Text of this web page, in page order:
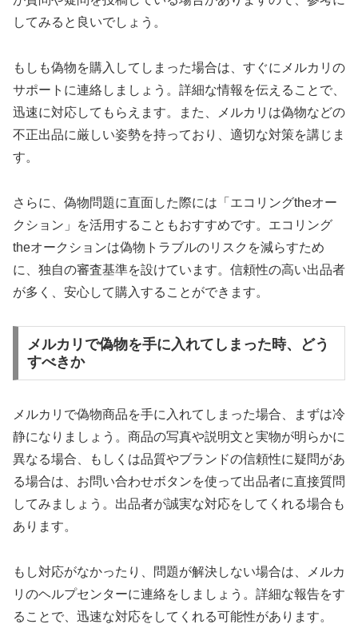
してみると良いでしょう。
もしも偽物を購入してしまった場合は、すぐにメルカリの
サポートに連絡しましょう。詳細な情報を伝えることで、
迅速に対応してもらえます。また、メルカリは偽物などの
不正出品に厳しい姿勢を持っており、適切な対策を講じま
す。
さらに、偽物問題に直面した際には「エコリングtheオー
クション」を活用することもおすすめです。エコリング
theオークションは偽物トラブルのリスクを減らすため
に、独自の審査基準を設けています。信頼性の高い出品者
が多く、安心して購入することができます。
メルカリで偽物を手に入れてしまった時、どう
すべきか
メルカリで偽物商品を手に入れてしまった場合、まずは冷
静になりましょう。商品の写真や説明文と実物が明らかに
異なる場合、もしくは品質やブランドの信頼性に疑問があ
る場合は、お問い合わせボタンを使って出品者に直接質問
してみましょう。出品者が誠実な対応をしてくれる場合も
あります。
もし対応がなかったり、問題が解決しない場合は、メルカ
リのヘルプセンターに連絡をしましょう。詳細な報告をす
ることで、迅速な対応をしてくれる可能性があります。